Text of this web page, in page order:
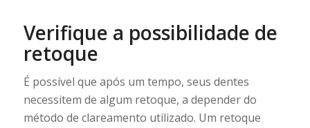
Verifique a possibilidade de
retoque
É possível que após um tempo, seus dentes
necessitem de algum retoque, a depender do
método de clareamento utilizado. Um retoque